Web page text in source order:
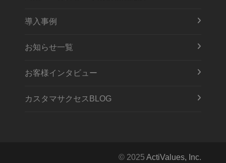
導入事例
お知らせ一覧
お客様インタビュー
カスタマサクセスBLOG
© 2025 ActiValues, Inc.